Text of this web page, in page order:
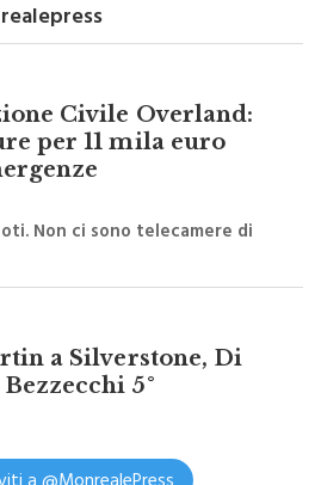
Civile Overland:
per 11 mila euro
Non ci sono telecamere di
a Silverstone, Di
5°
a @MonrealePress